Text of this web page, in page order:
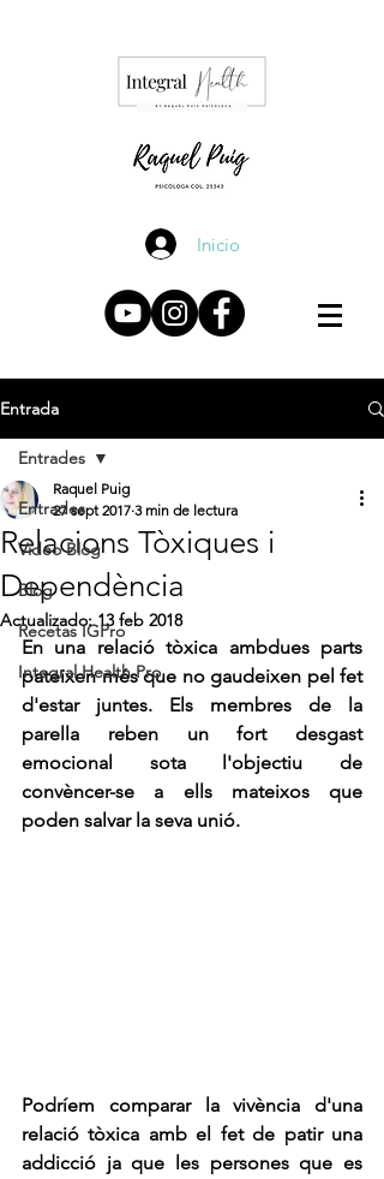
Inicio
Entrada
Entrades
Video Blog
Blog
Recetas IGPro
Integral Health Pro
Entrades
Relacions Tòxiques i
Dependència
Raquel Puig
27 sept 2017 3 min de lectura
Actualizado:13 feb 2018
En una relació tòxica ambdues parts
pateixen més que no gaudeixen pel fet
d'estar juntes. Els membres de la
parella reben un fort desgast
emocional sota l'objectiu de
convèncer-se a ells mateixos que
poden salvar la seva unió.
Podríem comparar la vivència d'una
relació tòxica amb el fet de patir una
addicció ja que les persones que es